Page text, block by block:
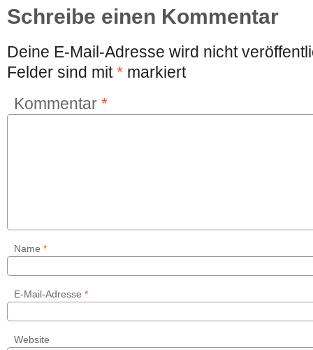
Schreibe einen Kommentar
Deine E-Mail-Adresse wird nicht
Felder sind mit* markiert
Kommentar *
Name *
E-Mail-Adresse *
Website